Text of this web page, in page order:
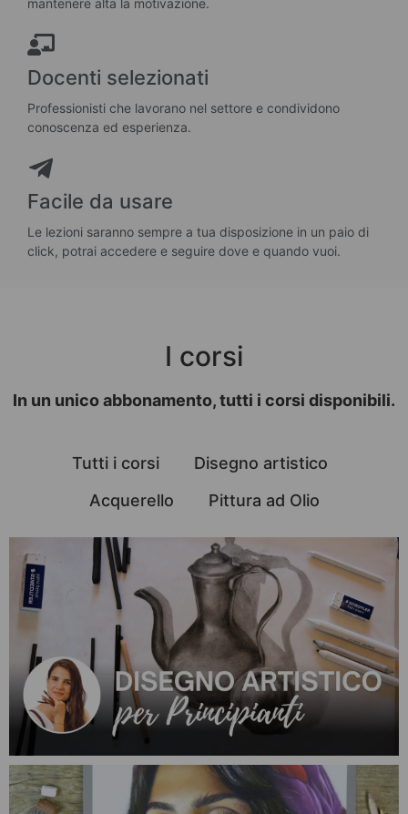
mantenere alta la motivazione.
Docenti selezionati
Professionisti che lavorano nel settore e condividono
conoscenza ed esperienza.
Facile da usare
Le lezioni saranno sempre a tua disposizione in un paio di
click, potrai accedere e seguire dove e quando vuoi.
I corsi
In un unico abbonamento, tutti i corsi disponibili.
Tutti i corsi
Disegno artistico
Acquerello
Pittura ad Olio